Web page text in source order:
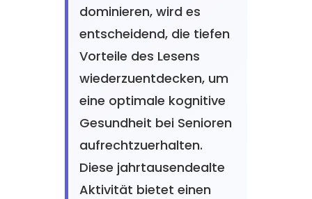
dominieren, wird es
entscheidend, die tiefen
Vorteile des Lesens
wiederzuentdecken, um
eine optimale kognitive
Gesundheit bei Senioren
aufrechtzuerhalten.
Diese jahrtausendealte
Aktivität bietet einen